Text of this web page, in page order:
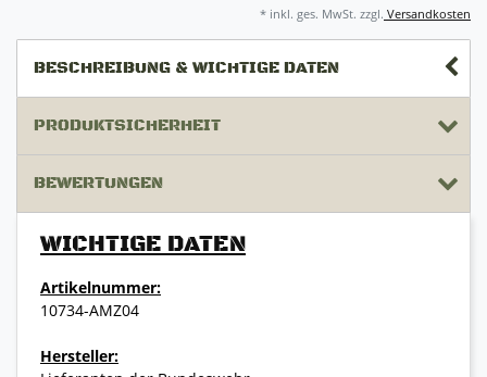
* inkl. ges. MwSt. zzgl. Versandkosten
BESCHREIBUNG & WICHTIGE DATEN
PRODUKTSICHERHEIT
BEWERTUNGEN
WICHTIGE DATEN
Artikelnummer:
10734-AMZ04
Hersteller: